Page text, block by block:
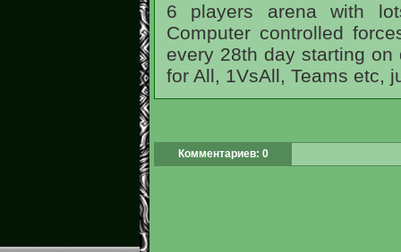
6 players arena with
Computer controlled
every 28th day starting
for All, 1VsAll, Teams etc,
Комментариев: 0